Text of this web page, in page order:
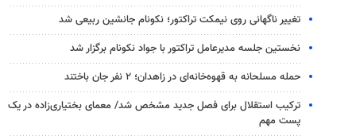
تغییر ناگهانی روی نیمکت تراکتور؛ نکونام جانشین ربیعی شد
نخستین جلسه مدیرعامل تراکتور با جواد نکونام برگزار شد
حمله مسلحانه به قهوه‌خانه‌ای در زاهدان؛ ۲ نفر جان باختند
ترکیب استقلال برای فصل جدید مشخص شد/ معمای بختیاری‌زاده در یک
پست مهم